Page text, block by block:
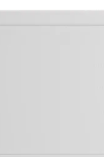
zejména u
ironii nebo reakce na
publikované, mají
meme marketingu
Generated
uživatelé – například
sítích, které se
se UGC využívá
komunity.